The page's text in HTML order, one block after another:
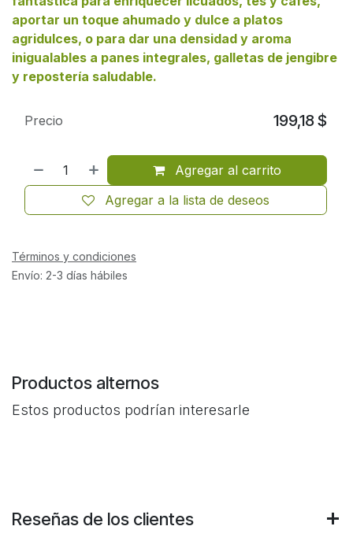
aportar un toque ahumado y dulce a platos
agridulces, o para dar una densidad y aroma
inigualables a panes integrales, galletas de jengibre
y repostería saludable.
Agregar al carrito
Agregar a la lista de deseos
Precio 199,18$
Términos y condiciones
Envío: 2-3 días hábiles
Productos alternos
Estos productos podrían interesarle
Reseñas de los clientes